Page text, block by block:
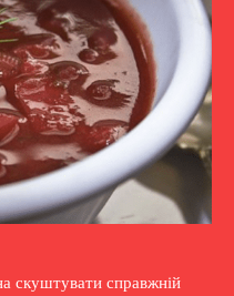
скуштувати справжній